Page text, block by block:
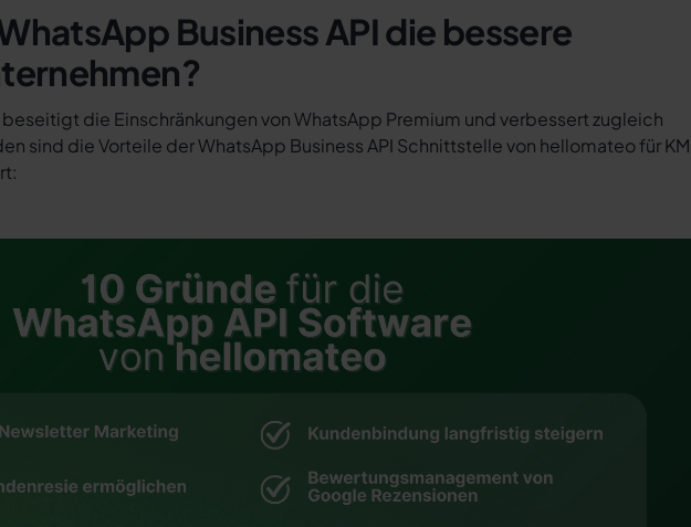
Business API die bessere
beseitigt die Einschränkungen von WhatsApp Premium und verbessert zugleich
sind die Vorteile der WhatsApp Business API Schnittstelle von hellomateo für